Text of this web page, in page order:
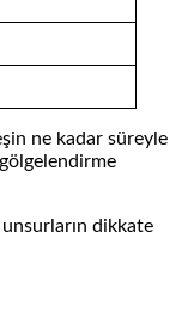
ne kadar süreyle
unsurların dikkate